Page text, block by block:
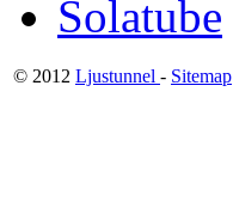
Solatube
© 2012 Ljustunnel - Sitemap